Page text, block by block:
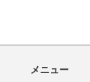
メニュー